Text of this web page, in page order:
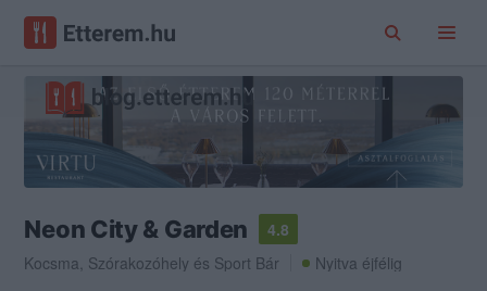
Neon City & Garden
4.8
Kocsma, Szórakozóhely és Sport Bár Nyitva éjfélig